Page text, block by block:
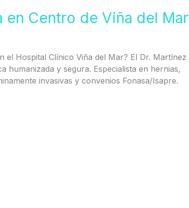
en Centro de Viña del Mar
el Hospital Clínico Viña del Mar? El Dr. Martínez
humanizada y segura. Especialista en hernias,
invasivas y convenios Fonasa/Isapre.